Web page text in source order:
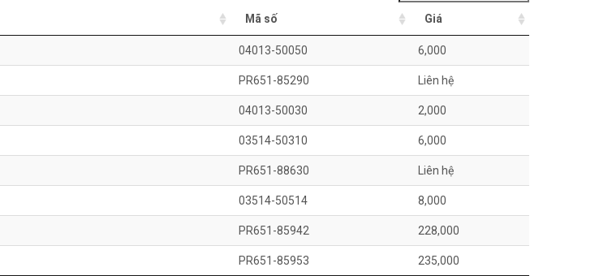
Mã số Giá
04013-50050 6,000
PR651-85290 Liên hệ
04013-50030 2,000
03514-50310 6,000
PR651-88630 Liên hệ
03514-50514 8,000
PR651-85942 228,000
PR651-85953 235,000